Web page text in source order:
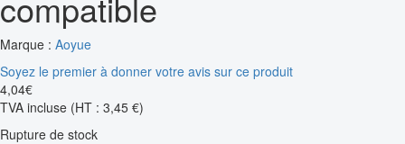
Marque : Aoyue
Soyez le premier à donner votre avis sur ce produit
4,04€
TVA incluse (HT : 3,45 €)
Rupture de stock